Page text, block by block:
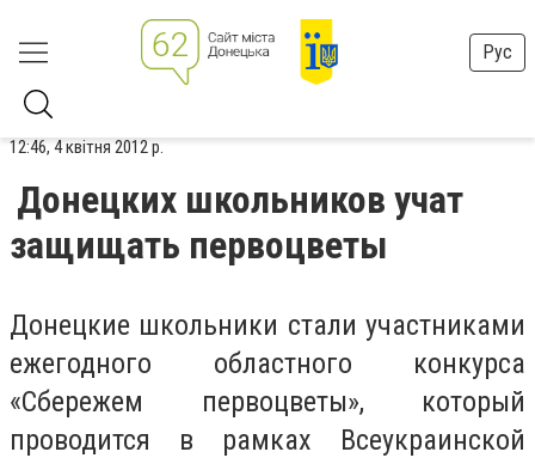
Рус
12:46, 4 квітня 2012 р.
Донецких школьников учат
защищать первоцветы
Донецкие школьники стали участниками
ежегодного областного конкурса
«Сбережем первоцветы», который
проводится в рамках Всеукраинской